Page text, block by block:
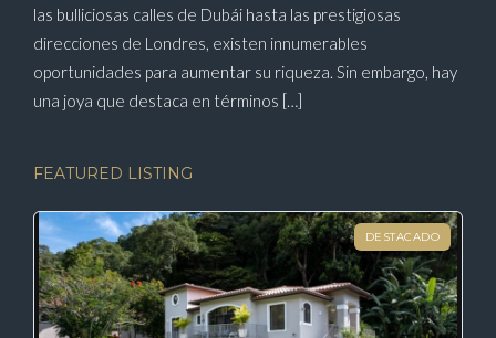
las bulliciosas calles de Dubái hasta las prestigiosas
direcciones de Londres, existen innumerables
oportunidades para aumentar su riqueza. Sin embargo, hay
una joya que destaca en términos […]
FEATURED LISTING
DESTACADO